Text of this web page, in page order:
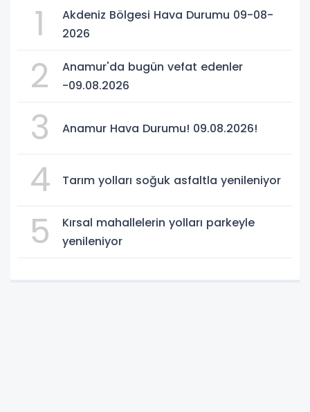
1
Akdeniz Bölgesi Hava Durumu 09-08-
2026
2
Anamur'da bugün vefat edenler
-09.08.2026
3 Anamur Hava Durumu! 09.08.2026!
4 Tarım yolları soğuk asfaltla yenileniyor
5
Kırsal mahallelerin yolları parkeyle
yenileniyor